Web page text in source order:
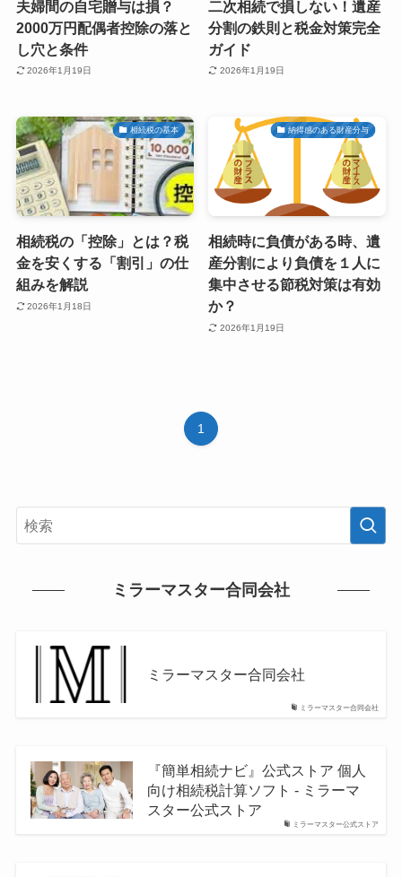
夫婦間の自宅贈与は損？
2000万円配偶者控除の落と
し穴と条件
2026年1月19日
二次相続で損しない！遺産
分割の鉄則と税金対策完全
ガイド
2026年1月19日
相続税の基本
相続税の「控除」とは？税
金を安くする「割引」の仕
組みを解説
2026年1月18日
納得感のある財産分与
相続時に負債がある時、遺
産分割により負債を１人に
集中させる節税対策は有効
か？
2026年1月19日
1
ミラーマスター合同会社
ミラーマスター合同会社
ミラーマスター合同会社
ミラーマスター公式ストア
『簡単相続ナビ』公式ストア 個人
向け相続税計算ソフト - ミラーマ
スター公式ストア